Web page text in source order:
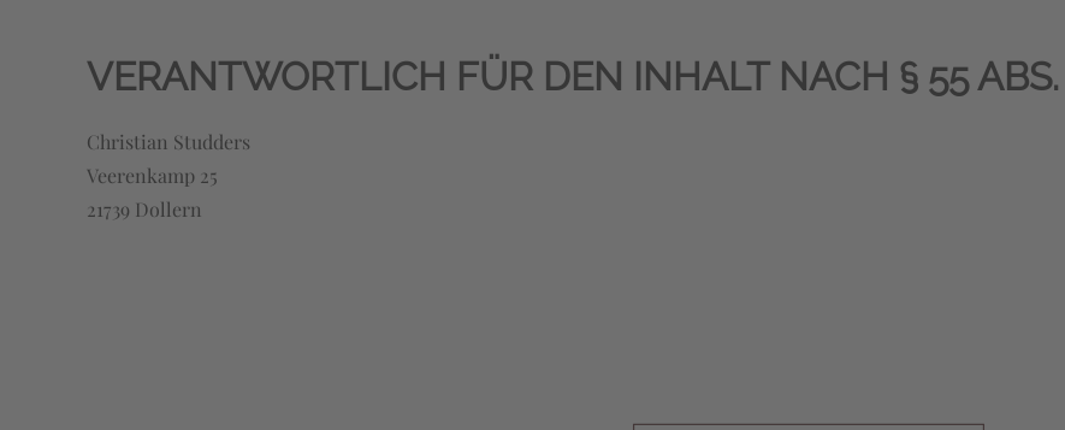
VERANTWORTLICH FÜR DEN INHALT NACH § 55 ABS.
Christian Studders
Veerenkamp 25
21739 Dollern